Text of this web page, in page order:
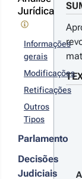
Jurídica
Informações
gerais
Modificações
Retificações
Outros
Tipos
Parlamento
Decisões
Judiciais